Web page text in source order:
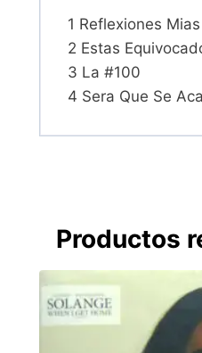
1 Reflexiones Mias
2 Estas
3 La #100
4 Sera Que Se
Productos